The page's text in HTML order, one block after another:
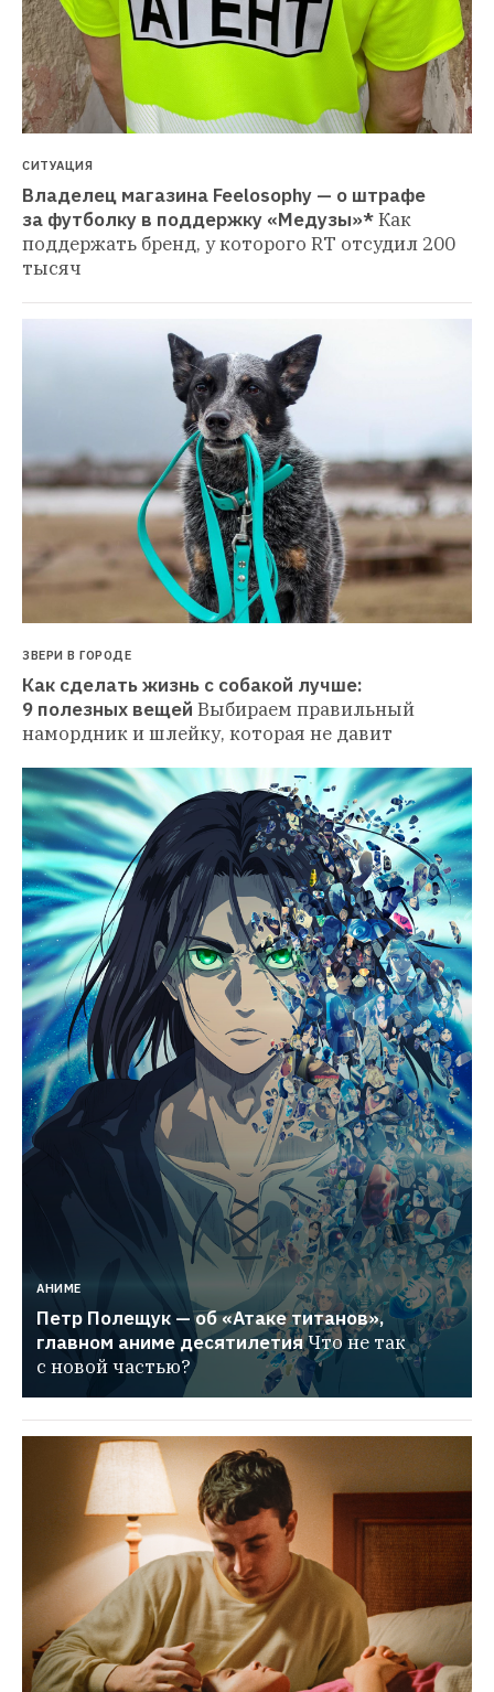
СИТУАЦИЯ
Владелец магазина Feelosophy — о штрафе
за футболку в поддержку «Медузы»*Как
поддержать бренд, у которого RT отсудил 200
тысяч
ЗВЕРИ В ГОРОДЕ
Как сделать жизнь с собакой лучше:
9 полезных вещей Выбираем правильный
намордник и шлейку, которая не давит
АНИМЕ
Петр Полещук — об «Атаке титанов»,
главном аниме десятилетияЧто не так
с новой частью?